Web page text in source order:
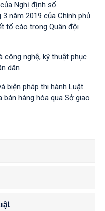
Nghị định số
năm 2019 của Chính phủ
tố cáo trong Quân đội
công nghệ, kỹ thuật phục
dân
biện pháp thi hành Luật
hàng hóa qua Sở giao